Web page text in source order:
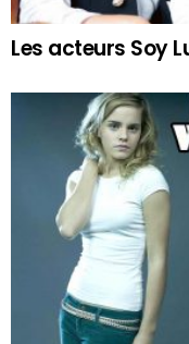
Les acteurs Soy